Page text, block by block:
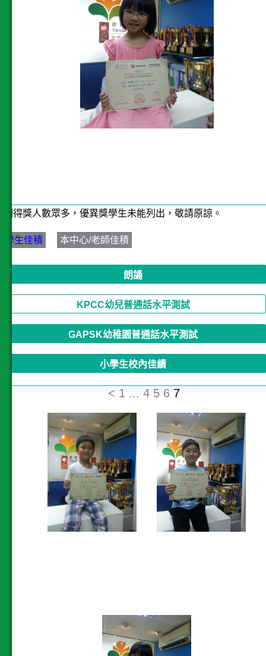
*因得獎人數眾多，優異獎學生未能列出，敬請原諒。
學生佳積 本中心/老師佳積
朗誦
KPCC幼兒普通話水平測試
GAPSK幼稚園普通話水平測試
小學生校內佳績
< 1 ...4 5 6 7